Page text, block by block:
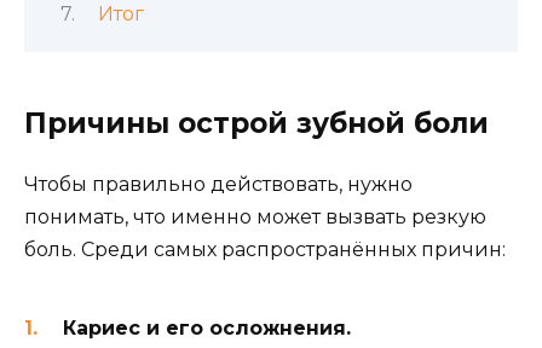
Итог
Причины острой зубной боли
Чтобы правильно действовать, нужно
понимать, что именно может вызвать резкую
боль. Среди самых распространённых причин:
Кариес и его осложнения.